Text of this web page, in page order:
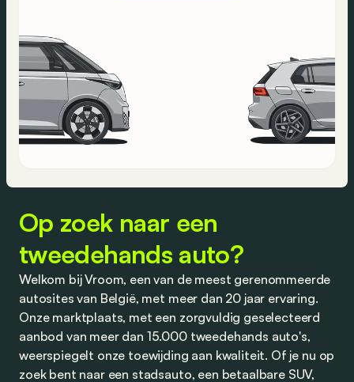
Op zoek naar een
tweedehands auto?
Welkom bij Vroom, een van de meest gerenommeerde
autosites van België, met meer dan 20 jaar ervaring.
Onze marktplaats, met een zorgvuldig geselecteerd
aanbod van meer dan 15.000 tweedehands auto's,
weerspiegelt onze toewijding aan kwaliteit. Of je nu op
zoek bent naar een stadsauto, een betaalbare SUV,